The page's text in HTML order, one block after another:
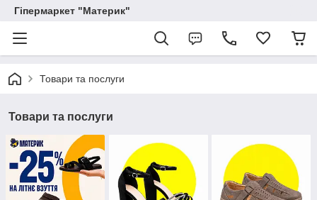
Гіпермаркет "Материк"
Товари та послуги
Товари та послуги